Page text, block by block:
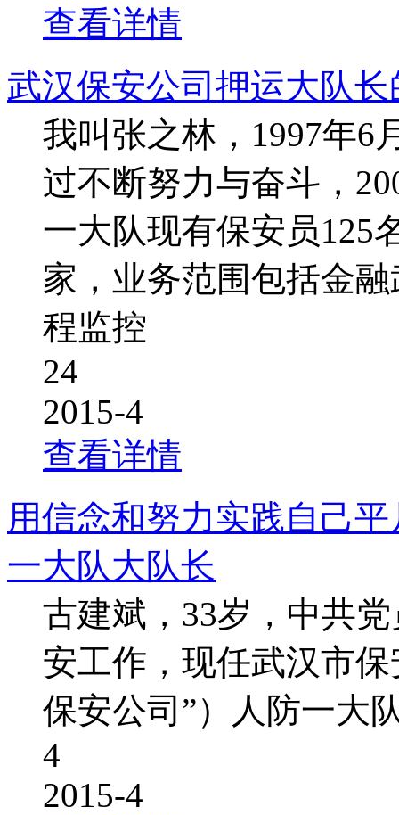
查看详情
武汉保安公司押运大队
我叫张之林，1997年6
过不断努力与奋斗，
一大队现有保安员125
家，业务范围包括金
程监控
24
2015-4
查看详情
用信念和努力实践自己
一大队大队长
古建斌，33岁，中共
安工作，现任武汉市
保安公司”）人防一大
4
2015-4